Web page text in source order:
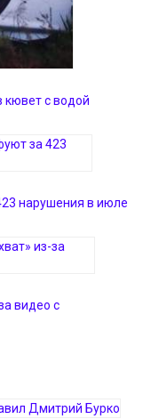
кювет с водой
нарушения в июле
видео с